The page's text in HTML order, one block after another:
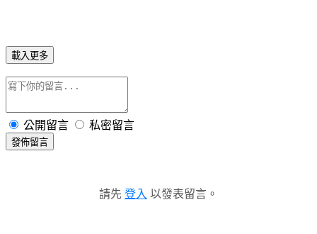
載入更多
公開留言 私密留言
發佈留言
請先 登入 以發表留言。